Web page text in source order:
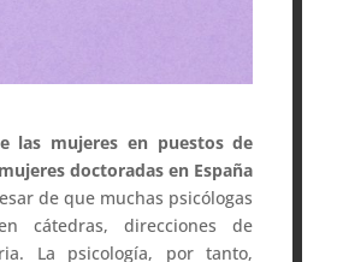
las mujeres en puestos de
doctoradas en España
de que muchas psicólogas
cátedras, direcciones de
La psicología, por tanto,